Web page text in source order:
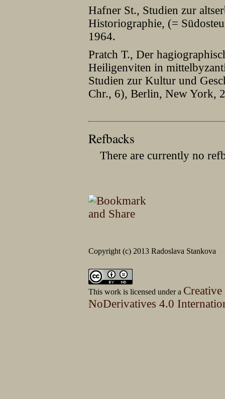
Hafner St., Studien zur
Historiographie, (=
1964.
Pratch T., Der
Heiligenviten in
Studien zur Kultur und
Chr., 6), Berlin, New York,
Refbacks
There are currently no
Copyright (c) 2013 Radoslava Stankova
This work is licensed under a
NoDerivatives 4.0